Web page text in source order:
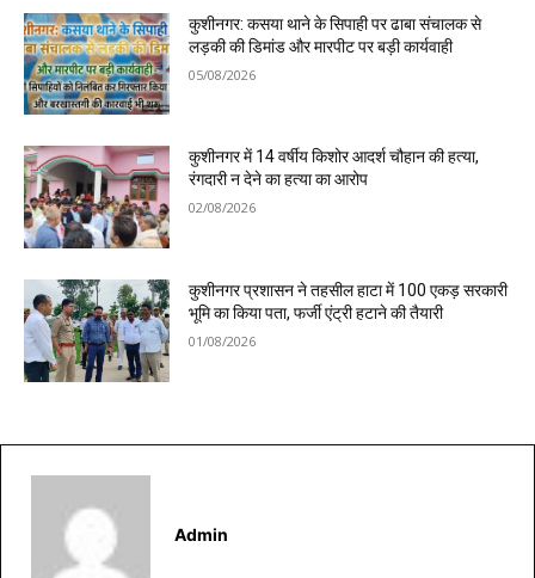
कुशीनगर: कसया थाने के सिपाही पर ढाबा संचालक से
लड़की की डिमांड और मारपीट पर बड़ी कार्यवाही
05/08/2026
कुशीनगर में 14 वर्षीय किशोर आदर्श चौहान की हत्या,
रंगदारी न देने का हत्या का आरोप
02/08/2026
कुशीनगर प्रशासन ने तहसील हाटा में 100 एकड़ सरकारी
भूमि का किया पता, फर्जी एंट्री हटाने की तैयारी
01/08/2026
Admin